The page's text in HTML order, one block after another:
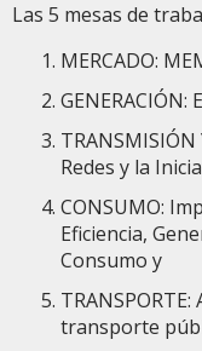
Las 5 mesas de
MERCADO:
Redes y la
CONSUMO:
Eficiencia,
Consumo y
transporte